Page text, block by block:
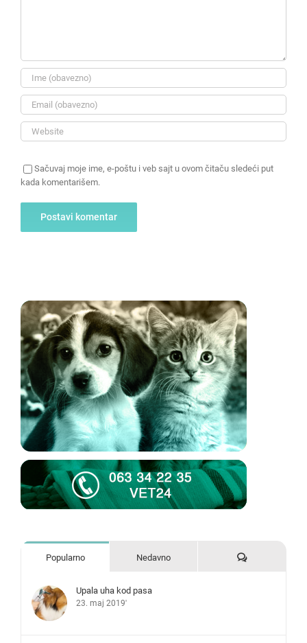
Sačuvaj moje ime, e-poštu i veb sajt u ovom čitaču sledeći put
kada komentarišem.
Popularno Nedavno Komentari
Upala uha kod pasa
23. maj 2019'